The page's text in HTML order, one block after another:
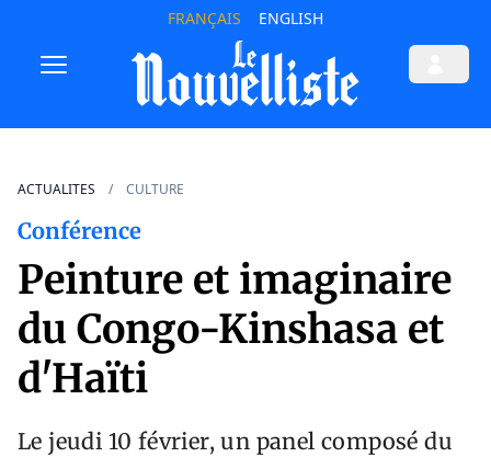
FRANÇAIS ENGLISH
ACTUALITES CULTURE
Conférence
Peinture et imaginaire
du Congo-Kinshasa et
d'Haïti
Le jeudi 10 février, un panel composé du